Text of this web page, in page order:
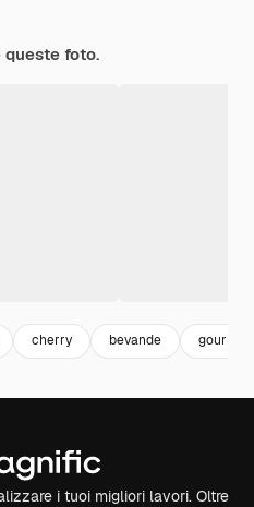
queste foto.
cherry bevande gourmet
i tuoi migliori lavori. Oltre